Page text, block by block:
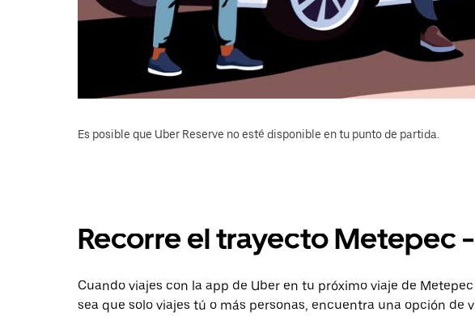
Es posible que Uber Reserve no esté disponible en tu punto de partida.
Recorre el trayecto Metepec
Cuando viajes con la app de Uber en tu próximo viaje de
sea que solo viajes tú o más personas, encuentra una opción de